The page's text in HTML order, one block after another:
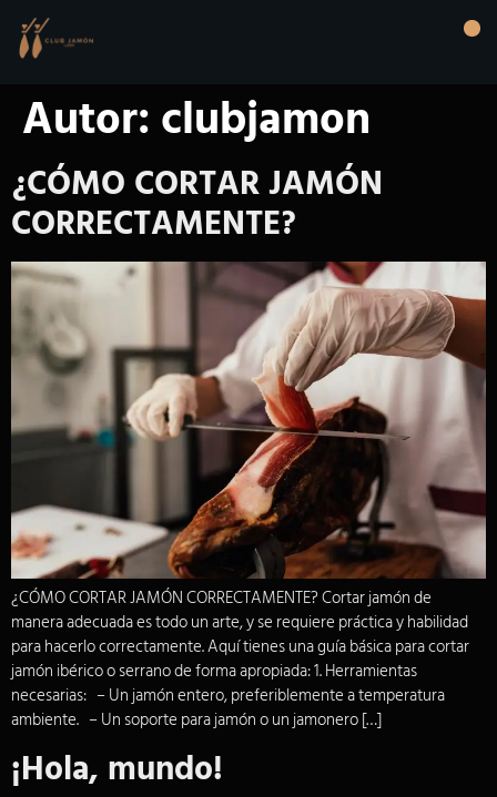
Autor:clubjamon
¿CÓMO CORTAR JAMÓN
CORRECTAMENTE?
¿CÓMO CORTAR JAMÓN CORRECTAMENTE? Cortar jamón de
manera adecuada es todo un arte, y se requiere práctica y habilidad
para hacerlo correctamente. Aquí tienes una guía básica para cortar
jamón ibérico o serrano de forma apropiada: 1. Herramientas
necesarias: – Un jamón entero, preferiblemente a temperatura
ambiente. – Un soporte para jamón o un jamonero […]
¡Hola, mundo!